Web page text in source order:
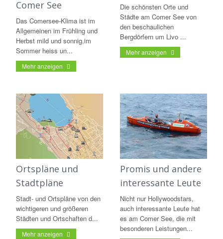
Comer See
Das Comersee-Klima ist im
Allgemeinen im Frühling und
Herbst mild und sonnig,im
Sommer heiss un...
Mehr anzeigen
Die schönsten Orte und
Städte am Comer See von
den beschaulichen
Bergdörfern um Livo ...
Mehr anzeigen
Ortspläne und
Stadtpläne
Stadt- und Ortspläne von den
wichtigeren und größeren
Städten und Ortschaften d...
Mehr anzeigen
Promis und andere
interessante Leute
Nicht nur Hollywoodstars,
auch interessante Leute hat
es am Comer See, die mit
besonderen Leistungen...